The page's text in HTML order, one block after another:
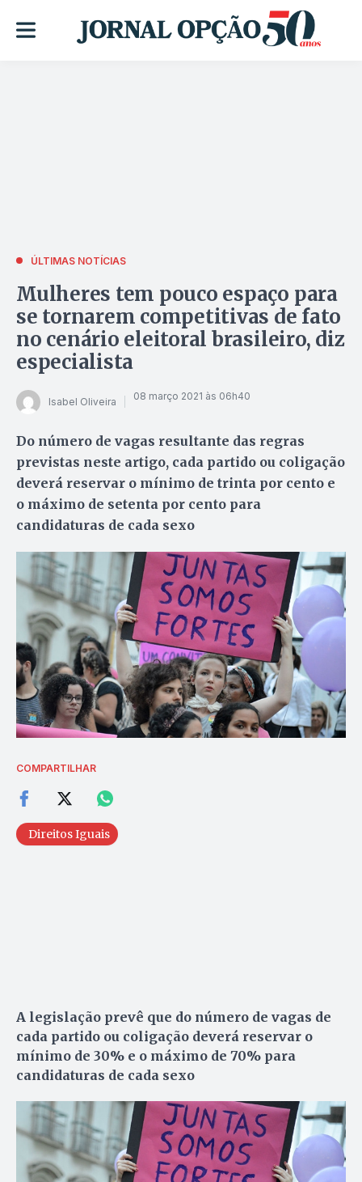
ÚLTIMAS NOTÍCIAS
Mulheres tem pouco espaço para
se tornarem competitivas de fato
no cenário eleitoral brasileiro, diz
especialista
Isabel Oliveira 08 março 2021 às 06h40
Do número de vagas resultante das regras
previstas neste artigo, cada partido ou coligação
deverá reservar o mínimo de trinta por cento e
o máximo de setenta por cento para
candidaturas de cada sexo
COMPARTILHAR
Direitos Iguais
A legislação prevê que do número de vagas de
cada partido ou coligação deverá reservar o
mínimo de 30% e o máximo de 70% para
candidaturas de cada sexo